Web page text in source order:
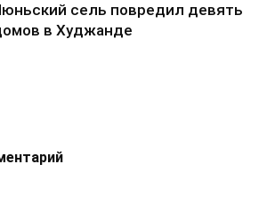
сель повредил девять
в Худжанде